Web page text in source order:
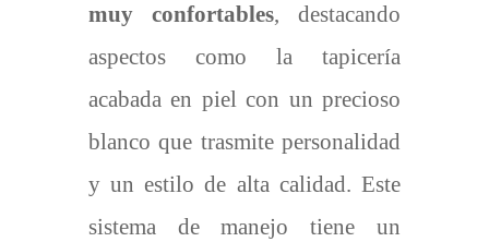
muy confortables, destacando
aspectos como la tapicería
acabada en piel con un precioso
blanco que trasmite personalidad
y un estilo de alta calidad. Este
sistema de manejo tiene un